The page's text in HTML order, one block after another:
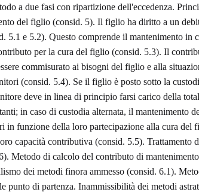
a due fasi con ripartizione dell'eccedenza.
del figlio (consid. 5). Il figlio ha diritto a un
5.1 e 5.2). Questo comprende il mantenimento in
per la cura del figlio (consid. 5.3). Il
commisurato ai bisogni del figlio e alla
(consid. 5.4). Se il figlio è posto sotto la
deve in linea di principio farsi carico della
in caso di custodia alternata, il mantenimento
in funzione della loro partecipazione alla cura del
capacità contributiva (consid. 5.5). Trattamento
Metodo di calcolo del contributo di
dei metodi finora ammesso (consid. 6.1).
punto di partenza. Inammissibilità dei metodi